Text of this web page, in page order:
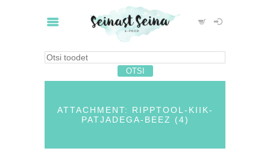
ATTACHMENT: RIPPTOOL-KIIK-
PATJADEGA-BEEZ (4)